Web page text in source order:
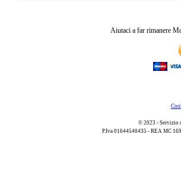
Aiutaci a far rimanere
© 2023 - Servizio
P.Iva 01644540435 - REA MC